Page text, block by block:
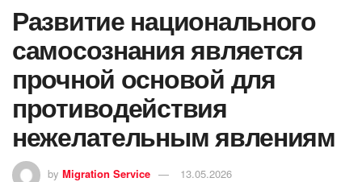
Развитие национального
самосознания является
прочной основой для
противодействия
нежелательным явлениям
by Migration Service 13.05.2026